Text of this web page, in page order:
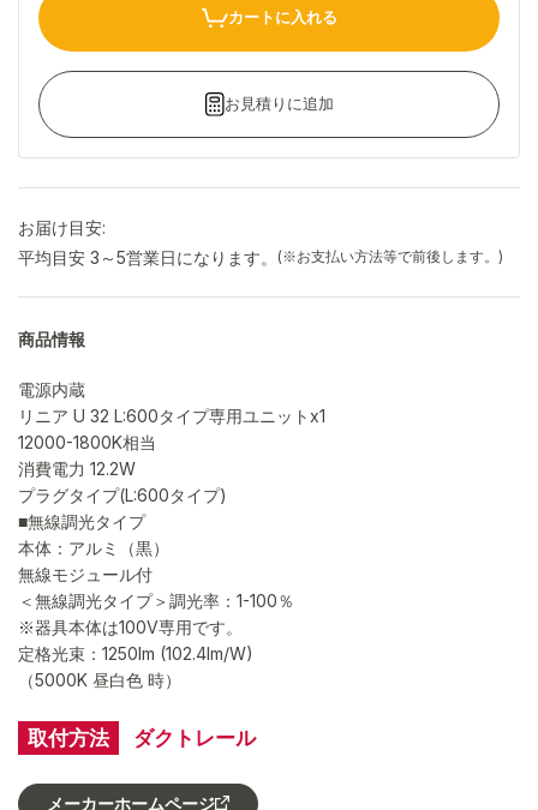
取付方法 ダクトレール
カートに入れる
お見積りに追加
お届け目安:
平均目安 3～5営業日になります。
(※お支払い方法等で前後します。)
商品情報
電源内蔵
リニア U 32 L:600タイプ専用ユニットx1
12000-1800K相当
消費電力 12.2W
プラグタイプ(L:600タイプ)
■無線調光タイプ
本体：アルミ（黒）
無線モジュール付
＜無線調光タイプ＞調光率：1-100％
※器具本体は100V専用です。
定格光束：1250lm (102.4lm/W)
（5000K 昼白色 時）
メーカーホームページ